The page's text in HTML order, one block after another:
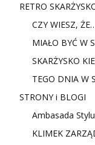
RETRO
CZY WIESZ,
MIAŁO BYĆ W
SKARŻYSKO
TEGO DNIA W
STRONY i BLOGI
Ambasada
KLIMEK